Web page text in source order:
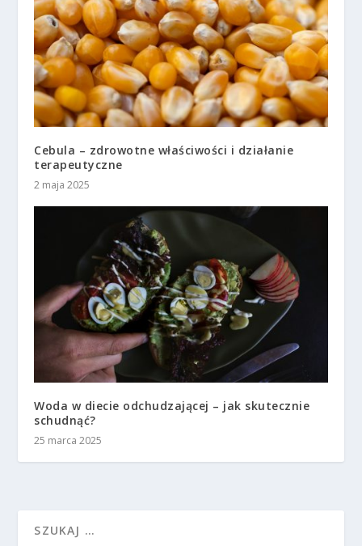
Cebula – zdrowotne właściwości i działanie
terapeutyczne
2 maja 2025
Woda w diecie odchudzającej – jak skutecznie
schudnąć?
25 marca 2025